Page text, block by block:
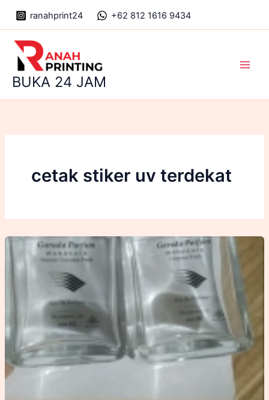
ranahprint24 +62 812 1616 9434
BUKA 24 JAM
cetak stiker uv terdekat